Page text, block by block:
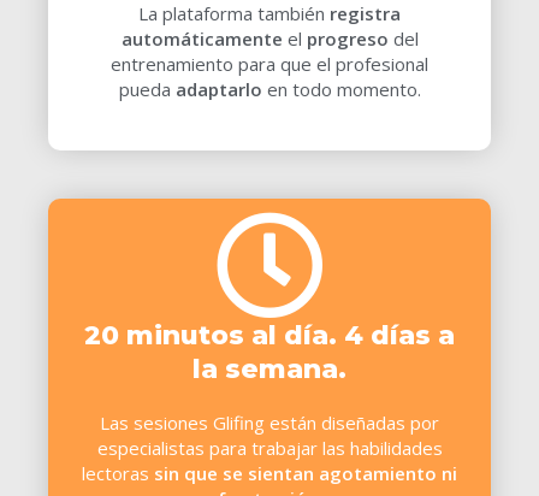
La plataforma también registra
automáticamente el progreso del
entrenamiento para que el profesional
pueda adaptarlo en todo momento.
20 minutos al día. 4 días a
la semana.
Las sesiones Glifing están diseñadas por
especialistas para trabajar las habilidades
lectoras sin que se sientan agotamiento ni